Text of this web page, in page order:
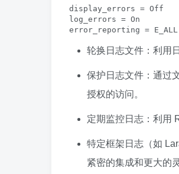
display_errors = Off
log_errors = On
error_reporting = E_ALL &
轮换日志文件：利用
保护日志文件：通过
授权的访问。
定期监控日志：利用
特定框架日志（如
紧密的集成和更大的